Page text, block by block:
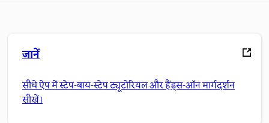
जानें
सीधे ऐप में स्टेप-बाय-स्टेप ट्यूटोरियल और हैंड्स-ऑन मार्गदर्शन
सीखें।